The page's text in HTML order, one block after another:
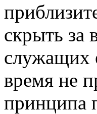
скрыть за
служащих
время не
принципа